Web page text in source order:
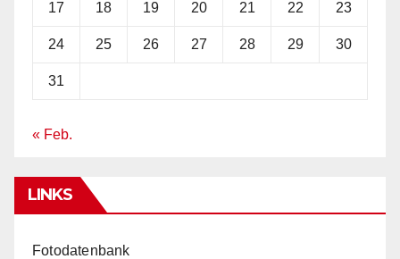
17 18 19 20 21 22 23
24 25 26 27 28 29 30
31
« Feb.
LINKS
Fotodatenbank